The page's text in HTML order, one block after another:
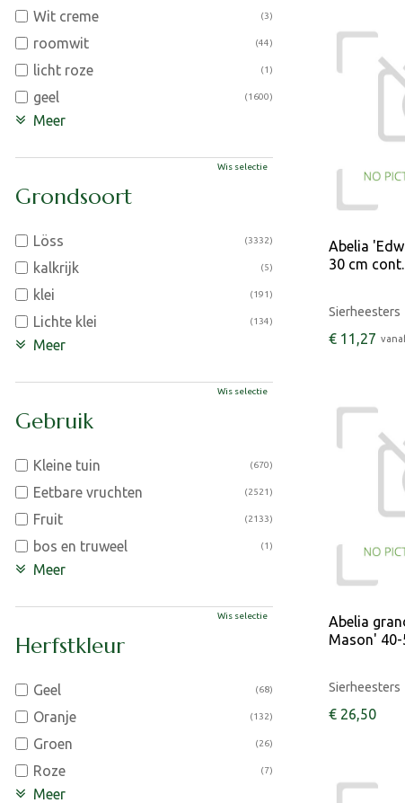
Abelia
30 cm
Sierheesters
€ 11 ,27
Abelia
Mason'
Sierheesters
€ 26,50
Wit creme (3)
roomwit (44)
licht roze (1)
geel (1600)
Meer
Wis selectie
Grondsoort
Löss (3332)
kalkrijk (5)
klei (191)
Lichte klei (134)
Meer
Wis selectie
Gebruik
Kleine tuin (670)
Eetbare vruchten (2521)
Fruit (2133)
bos en truweel (1)
Meer
Wis selectie
Herfstkleur
Geel (68)
Oranje (132)
Groen (26)
Roze (7)
Meer